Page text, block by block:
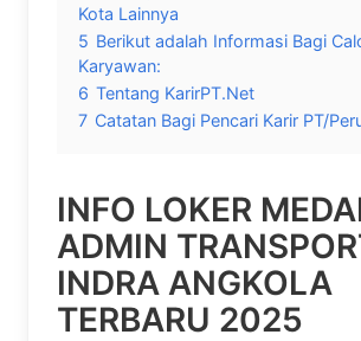
Kota Lainnya
5 Berikut adalah Informasi Bagi
Karyawan:
6 Tentang KarirPT.Net
7 Catatan Bagi Pencari Karir PT/
INFO LOKER
ADMIN
INDRA ANGKOLA
TERBARU 2025